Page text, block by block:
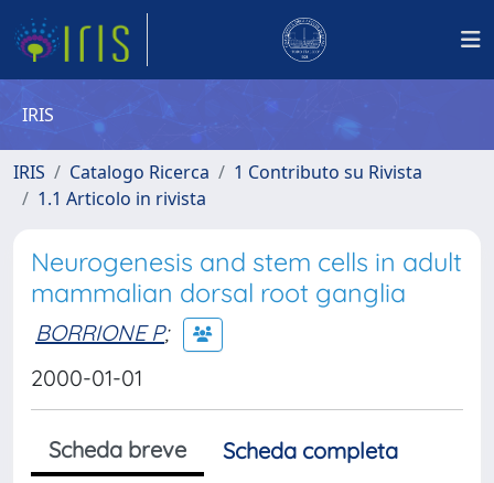
IRIS
IRIS Catalogo Ricerca
1 Contributo su Rivista
1.1 Articolo in rivista
Neurogenesis and stem cells in adult
mammalian dorsal root ganglia
BORRIONE P;
2000-01-01
Scheda breve
Scheda completa